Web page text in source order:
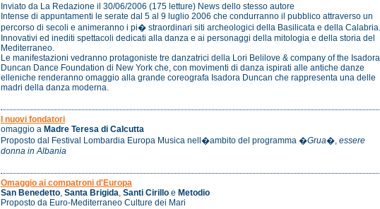
Inviato da La Redazione il 30/06/2006 (175 letture) News dello stesso autore
Intense di appuntamenti le serate dal 5 al 9 luglio 2006 che condurranno il pubblico attraverso un
percorso di secoli e animeranno i pi� straordinari siti archeologici della Basilicata e della Calabria.
Innovativi ed inediti spettacoli dedicati alla danza e ai personaggi della mitologia e della storia del
Mediterraneo.
Le manifestazioni vedranno protagoniste tre danzatrici della Lori Belilove & company of the Isadora
Duncan Dance Foundation di New York che, con movimenti di danza ispirati alle antiche danze
elleniche renderanno omaggio alla grande coreografa Isadora Duncan che rappresenta una delle
madri della danza moderna.
I nuovi fondatori
omaggio a Madre Teresa di Calcutta
Proposto dal Festival Lombardia Europa Musica nell�ambito del programma �Grua�, essere
donna in Albania
Omaggio ai compatroni d'Europa
San Benedetto, Santa Brigida, Santi Cirillo e Metodio
Proposto da Euro-Mediterraneo Culture dei Mari